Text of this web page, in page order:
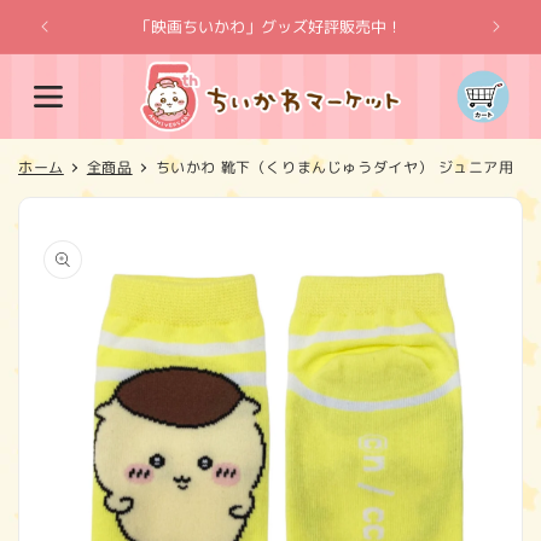
ンツに
進む
「映画ちいかわ」グッズ好評販売中！
カ
ー
ト
ホーム 全商品 ちいかわ 靴下（くりまんじゅうダイヤ） ジュニア用
報にス
キップ